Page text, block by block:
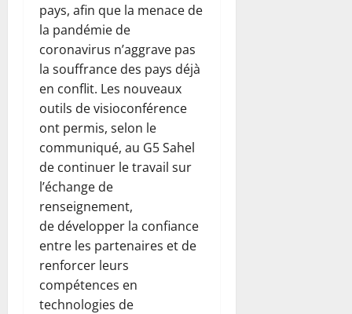
pays, afin que la menace de
la pandémie de
coronavirus n’aggrave pas
la souffrance des pays déjà
en conflit. Les nouveaux
outils de visioconférence
ont permis, selon le
communiqué, au G5 Sahel
de continuer le travail sur
l’échange de
renseignement,
de développer la confiance
entre les partenaires et de
renforcer leurs
compétences en
technologies de